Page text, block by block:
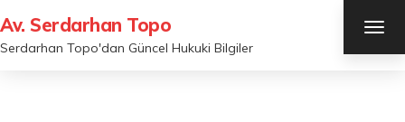
Av. Serdarhan Topo
Serdarhan Topo'dan Güncel Hukuki Bilgiler